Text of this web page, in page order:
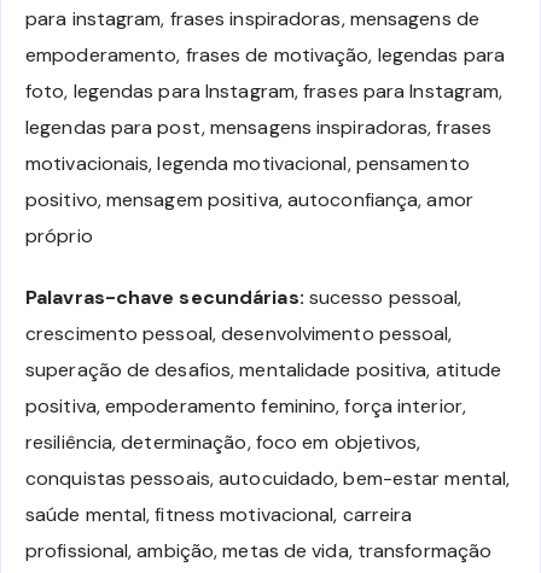
para instagram, frases inspiradoras, mensagens de
empoderamento, frases de motivação, legendas para
foto, legendas para Instagram, frases para Instagram,
legendas para post, mensagens inspiradoras, frases
motivacionais, legenda motivacional, pensamento
positivo, mensagem positiva, autoconfiança, amor
próprio
Palavras-chave secundárias: sucesso pessoal,
crescimento pessoal, desenvolvimento pessoal,
superação de desafios, mentalidade positiva, atitude
positiva, empoderamento feminino, força interior,
resiliência, determinação, foco em objetivos,
conquistas pessoais, autocuidado, bem-estar mental,
saúde mental, fitness motivacional, carreira
profissional, ambição, metas de vida, transformação